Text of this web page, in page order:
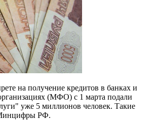
на получение кредитов в банках и
(МФО) с 1 марта подали
уже 5 миллионов человек. Такие
РФ.